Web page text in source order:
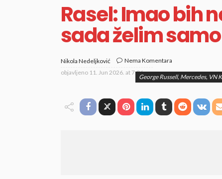
Rasel: Imao bih
sada želim
Nikola Nedeljković
Nema Komentara
objavljeno 11. Jun 2026. at 7:06 pm
George Russell, Mercedes, VN